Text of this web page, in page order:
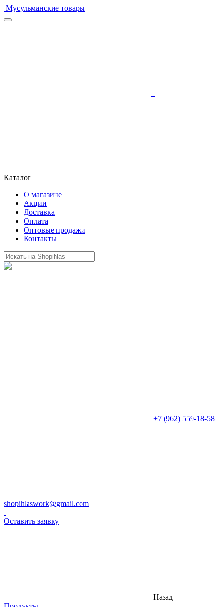
Мусульманские товары
Каталог
О магазине
Акции
Доставка
Оплата
Оптовые продажи
Контакты
+7 (962) 559-18-58
shopihlaswork@gmail.com
Оставить заявку
Назад